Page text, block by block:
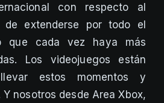
con respecto al
de extenderse por todo el
que cada vez haya más
Los videojuegos están
estos momentos y
nosotros desde Area Xbox,